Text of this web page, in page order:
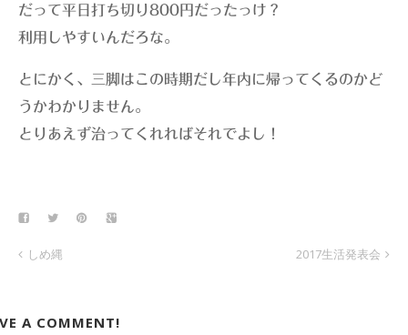
だって平日打ち切り800円だったっけ？
利用しやすいんだろな。
とにかく、三脚はこの時期だし年内に帰ってくるのかど
うかわかりません。
とりあえず治ってくれればそれでよし！
しめ縄 2017生活発表会
A COMMENT!